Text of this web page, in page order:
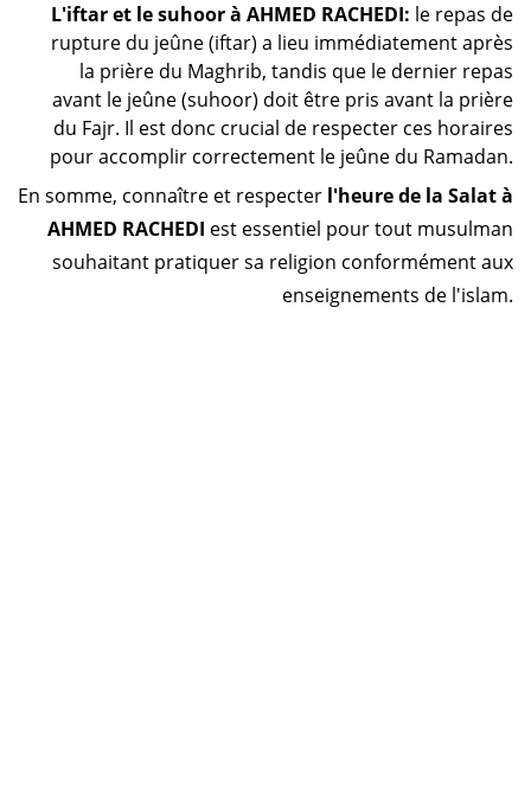
L'iftar et le suhoor à AHMED RACHEDI: le repas de
rupture du jeûne (iftar) a lieu immédiatement après
la prière du Maghrib, tandis que le dernier repas
avant le jeûne (suhoor) doit être pris avant la prière
du Fajr. Il est donc crucial de respecter ces horaires
pour accomplir correctement le jeûne du Ramadan.
En somme, connaître et respecter l'heure de la Salat à
AHMED RACHEDI est essentiel pour tout musulman
souhaitant pratiquer sa religion conformément aux
enseignements de l'islam.